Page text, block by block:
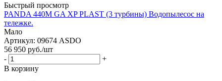
Быстрый просмотр
PANDA 440M GA XP PLAST (3 турбины) Водопылесос на
тележке.
Мало
Артикул: 09674 ASDO
56 950 руб./шт
-
+
В корзину